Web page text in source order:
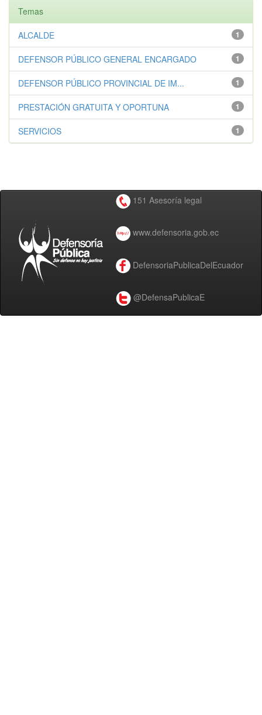
Temas
1
ALCALDE
1
DEFENSOR PÚBLICO GENERAL ENCARGADO
1
DEFENSOR PÚBLICO PROVINCIAL DE IM...
1
PRESTACIÓN GRATUITA Y OPORTUNA
1
SERVICIOS
151 Asesoría legal
www.defensoria.gob.ec
DefensoriaPublicaDelEcuador
@DefensaPublicaE